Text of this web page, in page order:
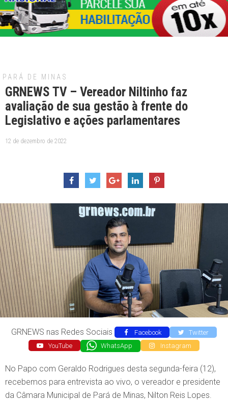
PARÁ DE MINAS
GRNEWS TV – Vereador Niltinho faz
avaliação de sua gestão à frente do
Legislativo e ações parlamentares
12 de dezembro de 2022
GRNEWS nas Redes Sociais Facebook
Twitter
YouTube
WhatsApp Instagram
No Papo com Geraldo Rodrigues desta segunda-feira (12),
recebemos para entrevista ao vivo, o vereador e presidente
da Câmara Municipal de Pará de Minas, Nilton Reis Lopes.